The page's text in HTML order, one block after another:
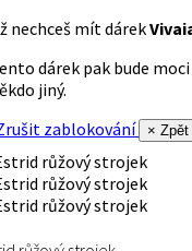
nechceš mít dárek
dárek pak bude
jiný.
zablokování
× Zpět